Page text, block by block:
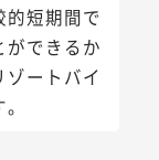
的短期間で
できるか
ゾートバイ